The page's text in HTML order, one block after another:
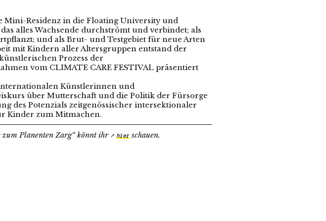
Mini-Residenz in die Floating University und
alles Wachsende durchströmt und verbindet; als
und als Brut- und Testgebiet für neue Arten
mit Kindern aller Altersgruppen entstand der
Prozess der
vom CLIMATE CARE FESTIVAL präsentiert
Künstlerinnen und
über Mutterschaft und die Politik der Fürsorge
des Potenzials zeitgenössischer intersektionaler
Kinder zum Mitmachen.
Planenten Zarg“ könnt ihr hierschauen.